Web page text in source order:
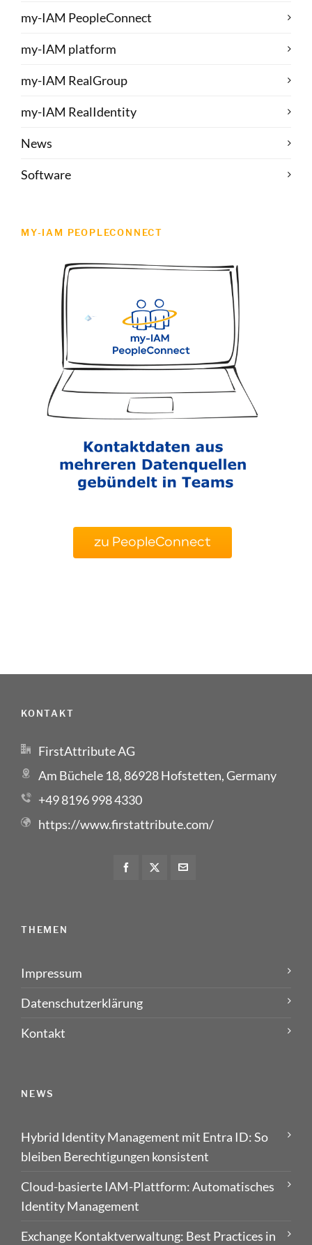
my-IAM PeopleConnect
my-IAM platform
my-IAM RealGroup
my-IAM RealIdentity
News
Software
MY-IAM PEOPLECONNECT
zu PeopleConnect
KONTAKT
FirstAttribute AG
Am Büchele 18, 86928 Hofstetten, Germany
+49 8196 998 4330
https://www.firstattribute.com/
THEMEN
Impressum
Datenschutzerklärung
Kontakt
NEWS
Hybrid Identity Management mit Entra ID: So
bleiben Berechtigungen konsistent
Cloud-basierte IAM-Plattform: Automatisches
Identity Management
Exchange Kontaktverwaltung: Best Practices in